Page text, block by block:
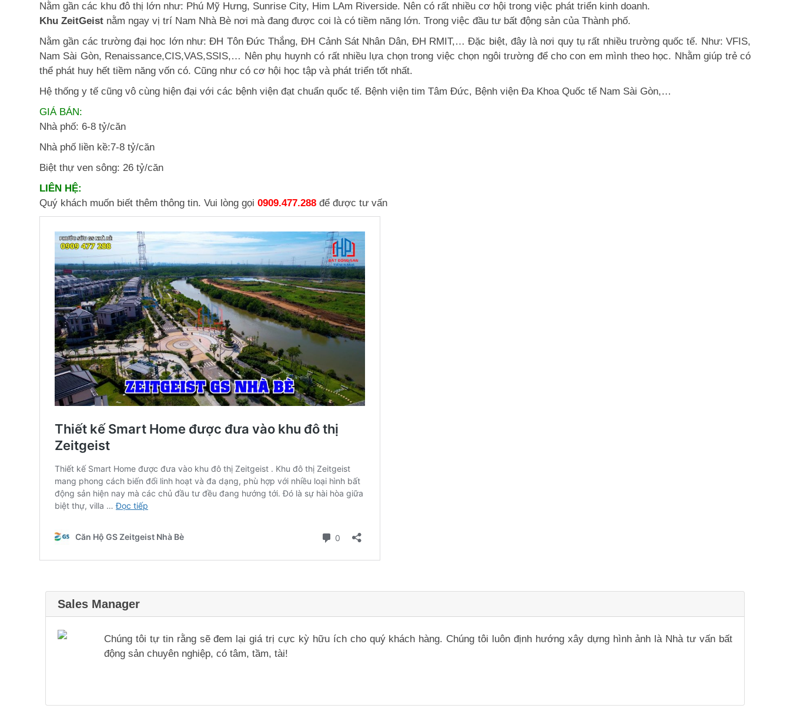
Nằm gần các khu đô thị lớn như: Phú Mỹ Hưng, Sunrise City, Him LAm Riverside. Nên có rất nhiều cơ hội trong việc phát triển kinh doanh.
Khu ZeitGeist nằm ngay vị trí Nam Nhà Bè nơi mà đang được coi là có tiềm năng lớn. Trong việc đầu tư bất động sản của Thành phố.
Nằm gần các trường đại học lớn như: ĐH Tôn Đức Thắng, ĐH Cảnh Sát Nhân Dân, ĐH RMIT,… Đặc biệt, đây là nơi quy tụ rất nhiều trường quốc tế. Như: VFIS,
Nam Sài Gòn, Renaissance,CIS,VAS,SSIS,… Nên phụ huynh có rất nhiều lựa chọn trong việc chọn ngôi trường để cho con em mình theo học. Nhằm giúp trẻ có
thể phát huy hết tiềm năng vốn có. Cũng như có cơ hội học tập và phát triển tốt nhất.
Hệ thống y tế cũng vô cùng hiện đại với các bệnh viện đạt chuẩn quốc tế. Bệnh viện tim Tâm Đức, Bệnh viện Đa Khoa Quốc tế Nam Sài Gòn,…
GIÁ BÁN:
Nhà phố: 6-8 tỷ/căn
Nhà phố liền kề:7-8 tỷ/căn
Biệt thự ven sông: 26 tỷ/căn
LIÊN HỆ:
Quý khách muốn biết thêm thông tin. Vui lòng gọi 0909.477.288 để được tư vấn
Sales Manager
Chúng tôi tự tin rằng sẽ đem lại giá trị cực kỳ hữu ích cho quý khách hàng. Chúng tôi luôn định hướng xây dựng hình ảnh là Nhà tư vấn bất
động sản chuyên nghiệp, có tâm, tầm, tài!